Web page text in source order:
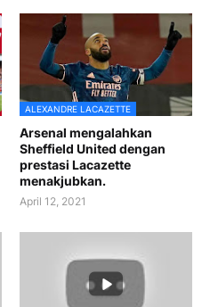
ALEXANDRE LACAZETTE
Arsenal mengalahkan
Sheffield United dengan
prestasi Lacazette
menakjubkan.
April 12, 2021